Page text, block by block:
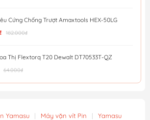
Cứng Chống Trượt Amaxtools HEX-50LG
182.000₫
Thị Flextorq T20 Dewalt DT70533T-QZ
64.000₫
Yamasu | Máy vặn vít Pin | Yamasu